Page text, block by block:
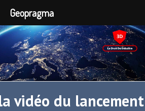
vidéo du lancement
Geopragma